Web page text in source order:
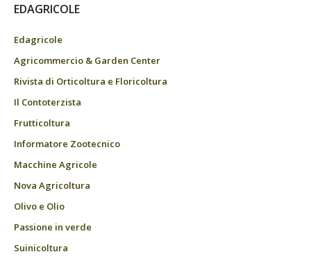
EDAGRICOLE
Edagricole
Agricommercio & Garden Center
Rivista di Orticoltura e Floricoltura
Il Contoterzista
Frutticoltura
Informatore Zootecnico
Macchine Agricole
Nova Agricoltura
Olivo e Olio
Passione in verde
Suinicoltura